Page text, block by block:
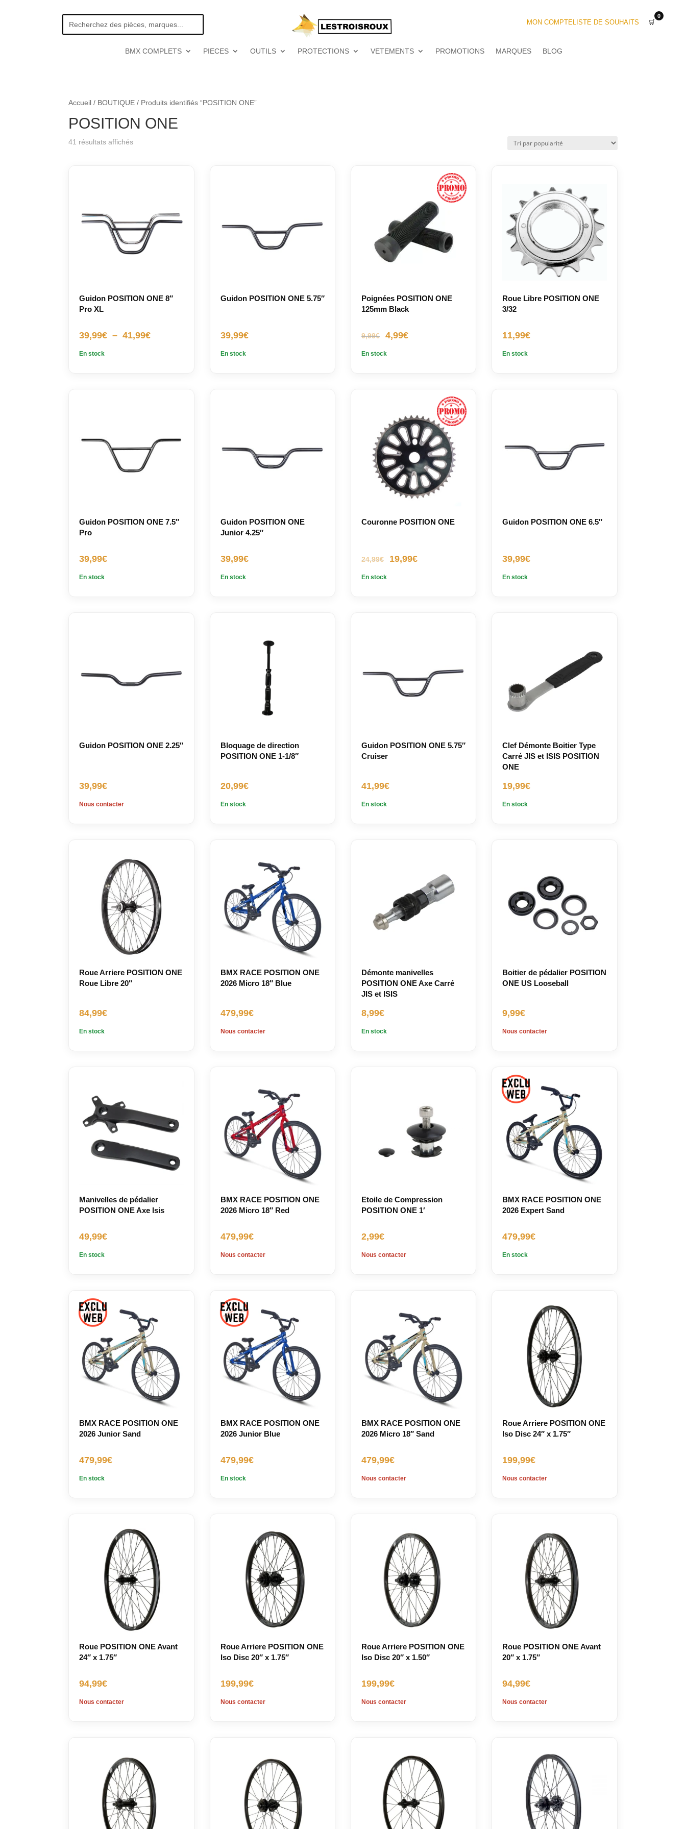
MON COMPTELISTE DE SOUHAITS 🛒
0
BMX COMPLETS PIECES OUTILS PROTECTIONS VETEMENTS PROMOTIONS MARQUES BLOG
Accueil / BOUTIQUE / Produits identifiés “POSITION ONE”
POSITION ONE
41 résultats affichésTrié
Guidon POSITION ONE 8″
Pro XL
39,99€ – 41,99€Plage
En stock
Guidon POSITION ONE 5.75″
39,99€
En stock
Poignées POSITION ONE
125mm Black
9,99€
Le
prix
4,99€Le
En stock
Roue Libre POSITION ONE
3/32
11,99€
En stock
Guidon POSITION ONE 7.5″
Pro
39,99€
En stock
Guidon POSITION ONE
Junior 4.25″
39,99€
En stock
Couronne POSITION ONE
24,99€
Le
19,99€Le
En stock
Guidon POSITION ONE 6.5″
39,99€
En stock
Guidon POSITION ONE 2.25″
39,99€
Nous contacter
Bloquage de direction
POSITION ONE 1-1/8″
20,99€
En stock
Guidon POSITION ONE 5.75″
Cruiser
41,99€
En stock
Clef Démonte Boitier Type
Carré JIS et ISIS POSITION
ONE
19,99€
En stock
Roue Arriere POSITION ONE
Roue Libre 20″
84,99€
En stock
BMX RACE POSITION ONE
2026 Micro 18″ Blue
479,99€
Nous contacter
Démonte manivelles
POSITION ONE Axe Carré
JIS et ISIS
8,99€
En stock
Boitier de pédalier POSITION
ONE US Looseball
9,99€
Nous contacter
Manivelles de pédalier
POSITION ONE Axe Isis
49,99€
En stock
BMX RACE POSITION ONE
2026 Micro 18″ Red
479,99€
Nous contacter
Etoile de Compression
POSITION ONE 1′
2,99€
Nous contacter
BMX RACE POSITION ONE
2026 Expert Sand
479,99€
En stock
BMX RACE POSITION ONE
2026 Junior Sand
479,99€
En stock
BMX RACE POSITION ONE
2026 Junior Blue
479,99€
En stock
BMX RACE POSITION ONE
2026 Micro 18″ Sand
479,99€
Nous contacter
Roue Arriere POSITION ONE
Iso Disc 24″ x 1.75″
199,99€
Nous contacter
Roue POSITION ONE Avant
24″ x 1.75″
94,99€
Nous contacter
Roue Arriere POSITION ONE
Iso Disc 20″ x 1.75″
199,99€
Nous contacter
Roue Arriere POSITION ONE
Iso Disc 20″ x 1.50″
199,99€
Nous contacter
Roue POSITION ONE Avant
20″ x 1.75″
94,99€
Nous contacter